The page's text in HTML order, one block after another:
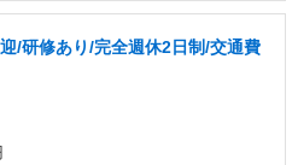
/研修あり/完全週休2日制/交通費